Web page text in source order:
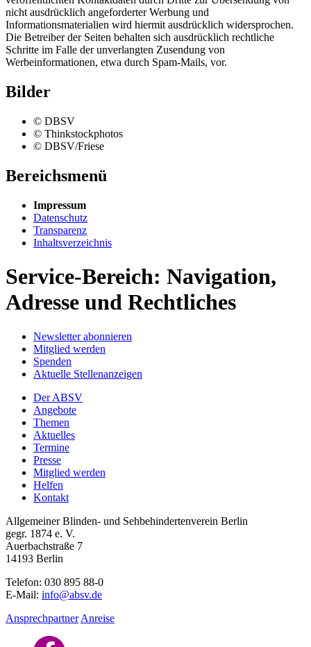
nicht ausdrücklich angeforderter Werbung und
Informationsmaterialien wird hiermit ausdrücklich widersprochen.
Die Betreiber der Seiten behalten sich ausdrücklich rechtliche
Schritte im Falle der unverlangten Zusendung von
Werbeinformationen, etwa durch Spam-Mails, vor.
Bilder
© DBSV
© Thinkstockphotos
© DBSV/Friese
Bereichsmenü
Impressum
Datenschutz
Transparenz
Inhaltsverzeichnis
Service-Bereich: Navigation,
Adresse und Rechtliches
Newsletter abonnieren
Mitglied werden
Spenden
Aktuelle Stellenanzeigen
Der ABSV
Angebote
Themen
Aktuelles
Termine
Presse
Mitglied werden
Helfen
Kontakt
Allgemeiner Blinden- und Sehbehindertenverein Berlin
gegr. 1874 e. V.
Auerbachstraße 7
14193 Berlin
Telefon: 030 895 88-0
E-Mail: info@absv.de
Ansprechpartner Anreise